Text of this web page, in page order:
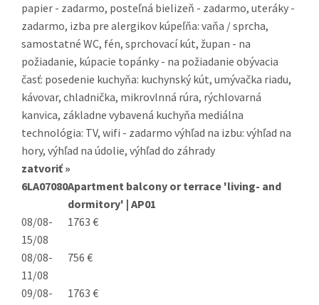
papier - zadarmo, posteľná bielizeň - zadarmo, uteráky -
zadarmo, izba pre alergikov kúpeľňa: vaňa / sprcha,
samostatné WC, fén, sprchovací kút, župan - na
požiadanie, kúpacie topánky - na požiadanie obývacia
časť: posedenie kuchyňa: kuchynský kút, umývačka riadu,
kávovar, chladnička, mikrovlnná rúra, rýchlovarná
kanvica, základne vybavená kuchyňa mediálna
technológia: TV, wifi - zadarmo výhľad na izbu: výhľad na
hory, výhľad na údolie, výhľad do záhrady
zatvoriť »
6LA07080Apartment balcony or terrace 'living- and
dormitory' | AP01
08/08-
15/08
1763 €
08/08-
11/08
756 €
09/08-
1763 €